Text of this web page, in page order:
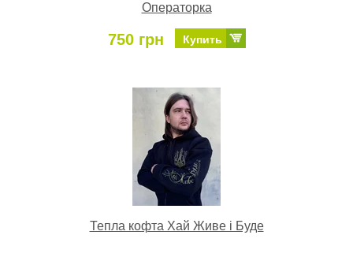
Операторка
750 грн Купить
Тепла кофта Хай Живе і Буде